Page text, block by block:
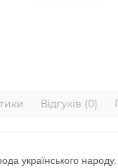
Відгуків (0)
українського народу